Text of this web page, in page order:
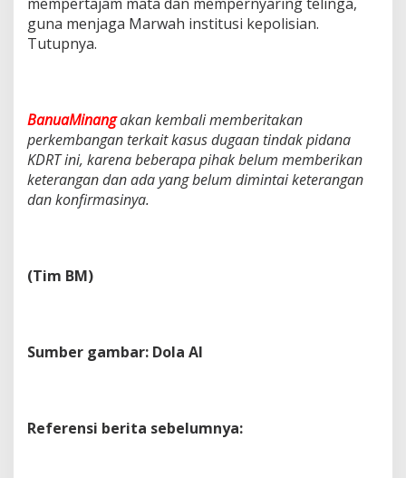
guna menjaga Marwah institusi kepolisian.
Tutupnya.
BanuaMinangakan kembali memberitakan
perkembangan terkait kasus dugaan tindak pidana
KDRT ini, karena beberapa pihak belum memberikan
keterangan dan ada yang belum dimintai keterangan
dan konfirmasinya.
(Tim BM)
Sumber gambar: Dola AI
Referensi berita sebelumnya: